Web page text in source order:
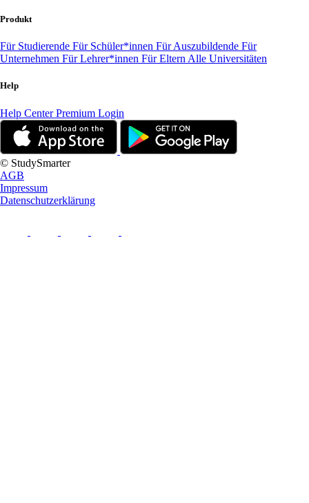
Produkt
Für Studierende Für Schüler*innen Für Auszubildende Für
Unternehmen Für Lehrer*innen Für Eltern Alle Universitäten
Help
Help CenterPremium Login
© StudySmarter
AGB
Impressum
Datenschutzerklärung